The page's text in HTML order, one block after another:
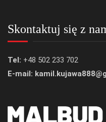
Skontaktuj się z
Tel: +48 502 233 702
E-mail: